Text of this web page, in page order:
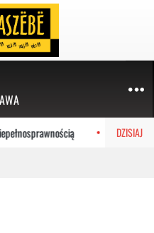
DZISIAJ
Port we